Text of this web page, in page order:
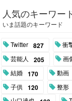
人気のキーワー
いま話題のキーワード
Twitter 827 衝
芸能人 205 画
結婚 170 動画
子供 120 整形